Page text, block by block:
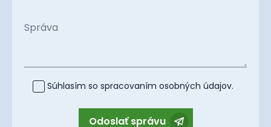
Správa
Súhlasím so spracovaním osobných údajov.
Odoslať správu